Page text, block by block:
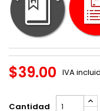
$39.00 IVA
Cantidad